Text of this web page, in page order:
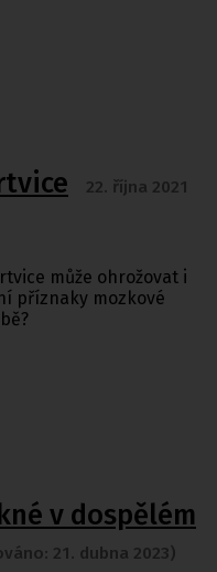
22. října 2021
může ohrožovat i
příznaky mozkové
v dospělém
21. dubna 2023)